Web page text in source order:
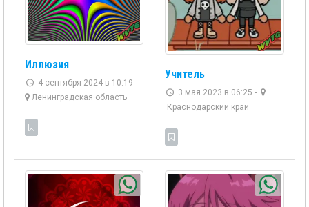
Иллюзия
4 сентября 2024 в 10:19 -
Ленинградская область
Учитель
3 мая 2023 в 06:25 -
Краснодарский край